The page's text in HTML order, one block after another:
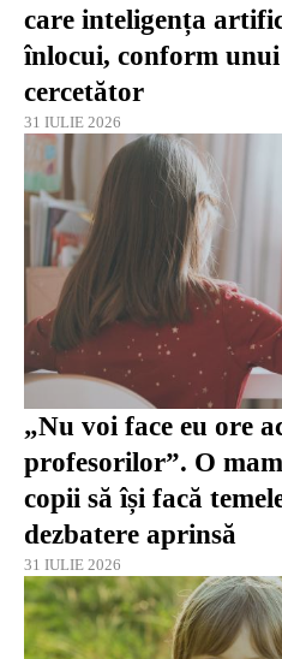
care inteligența
înlocui, conform
cercetător
31 IULIE 2026
„Nu voi face eu ore
profesorilor”. O
copii să își facă
dezbatere aprinsă
31 IULIE 2026